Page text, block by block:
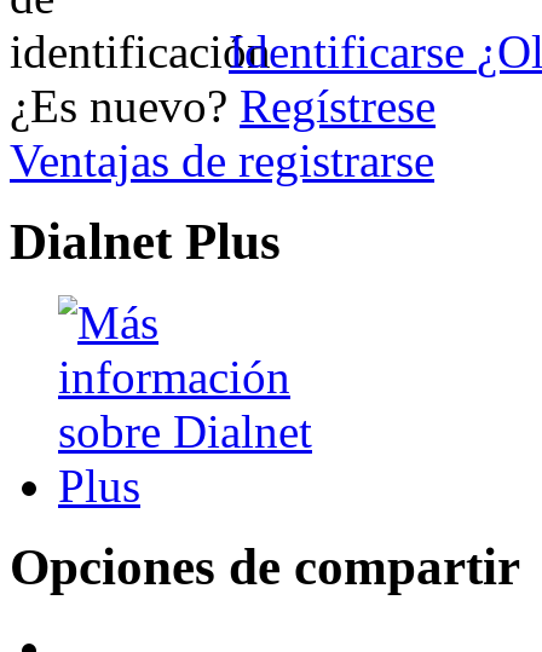
Identificarse
¿Es nuevo? Regístrese
Ventajas de registrarse
Dialnet Plus
Opciones de compartir